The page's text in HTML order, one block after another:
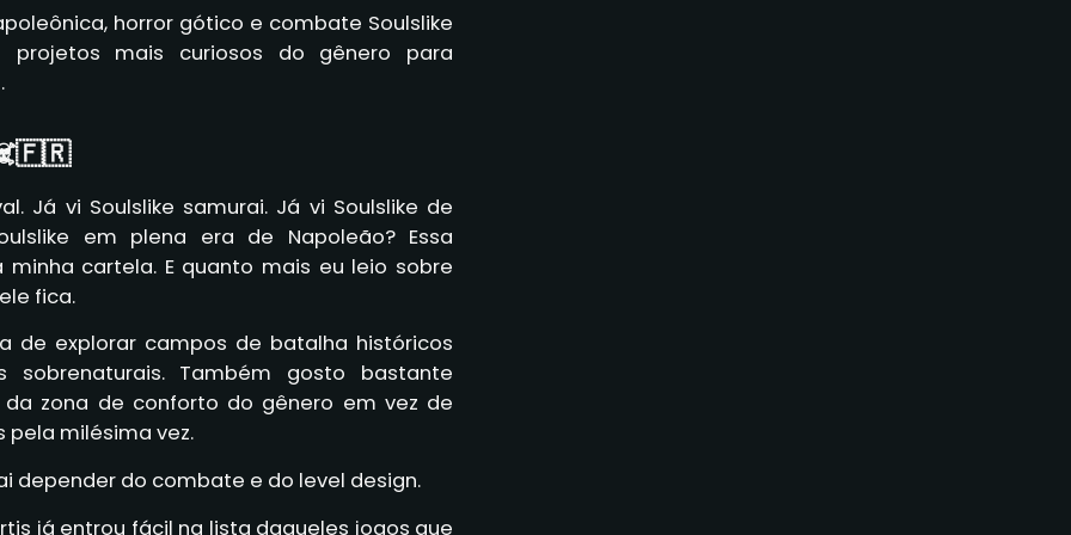
horror gótico e combate Soulslike
mais curiosos do gênero para
Já vi Soulslike samurai. Já vi Soulslike de
em plena era de Napoleão? Essa
cartela. E quanto mais eu leio sobre
fica.
de explorar campos de batalha históricos
sobrenaturais. Também gosto bastante
zona de conforto do gênero em vez de
pela milésima vez.
depender do combate e do level design.
já entrou fácil na lista daqueles jogos que